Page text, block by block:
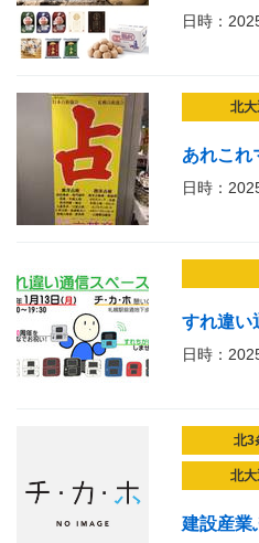
日時：
北大
あれこれ
日時：
すれ違い
日時：
北3
北大
建設産業